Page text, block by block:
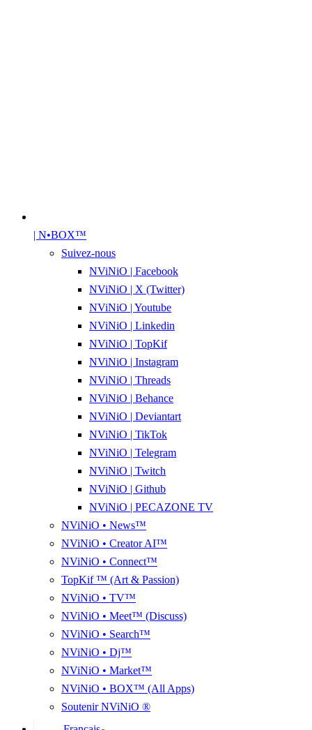
| N•BOX™
Suivez-nous
NViNiO | Facebook
NViNiO | X (Twitter)
NViNiO | Youtube
NViNiO | Linkedin
NViNiO | TopKif
NViNiO | Instagram
NViNiO | Threads
NViNiO | Behance
NViNiO | Deviantart
NViNiO | TikTok
NViNiO | Telegram
NViNiO | Twitch
NViNiO | Github
NViNiO | PECAZONE TV
NViNiO • News™
NViNiO • Creator AI™
NViNiO • Connect™
TopKif ™ (Art & Passion)
NViNiO • TV™
NViNiO • Meet™ (Discuss)
NViNiO • Search™
NViNiO • Dj™
NViNiO • Market™
NViNiO • BOX™ (All Apps)
Soutenir NViNiO ®